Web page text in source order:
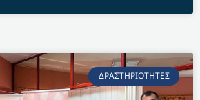
ΔΡΑΣΤΗΡΙΟΤΗΤΕΣ